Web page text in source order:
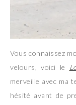
Vous connaissez
velours, voici le
merveille avec ma
hésité avant de